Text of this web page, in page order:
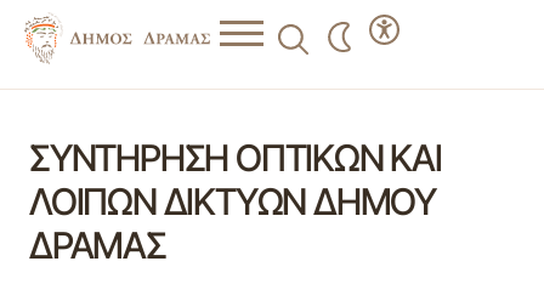
ΣΥΝΤΗΡΗΣΗ ΟΠΤΙΚΩΝ ΚΑΙ
ΛΟΙΠΩΝ ΔΙΚΤΥΩΝ ΔΗΜΟΥ
ΔΡΑΜΑΣ